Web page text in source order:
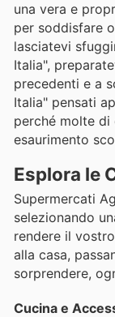
una vera e
per soddisfare
lasciatevi
Italia",
precedenti e a
Italia" pensati
perché molte di
esaurimento
Esplora le
Supermercati
selezionando
rendere il
alla casa,
sorprendere,
Cucina e